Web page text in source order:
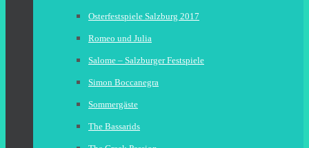
Osterfestspiele Salzburg 2017
Romeo und Julia
Salome – Salzburger Festspiele
Simon Boccanegra
Sommergäste
The Bassarids